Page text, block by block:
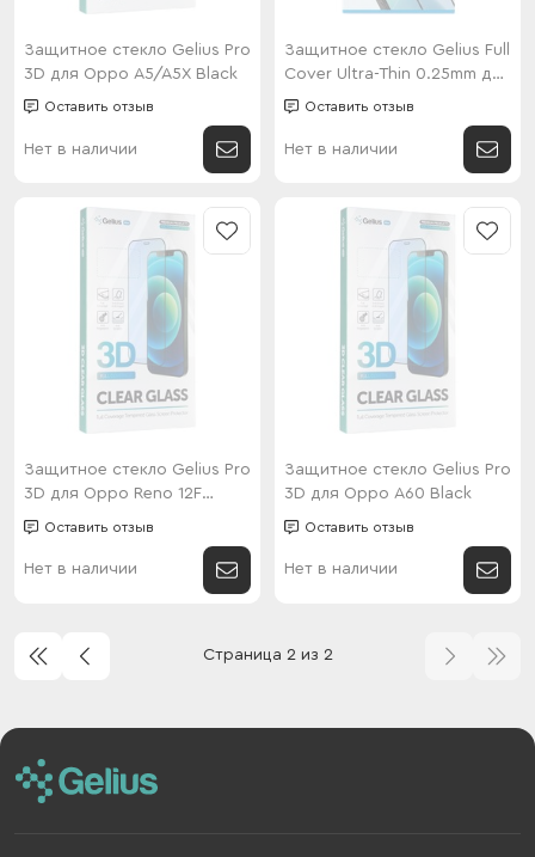
Защитное стекло Gelius Pro
3D для Oppo A5/A5X Black
Оставить отзыв
Нет в наличии
Защитное стекло Gelius Full
Cover Ultra-Thin 0.25mm для
Oppo Reno 16/16 Pro Black
Оставить отзыв
Нет в наличии
Защитное стекло Gelius Pro
3D для Oppo Reno 12F
4G/5G Black
Оставить отзыв
Нет в наличии
Защитное стекло Gelius Pro
3D для Oppo A60 Black
Оставить отзыв
Нет в наличии
Страница 2 из 2